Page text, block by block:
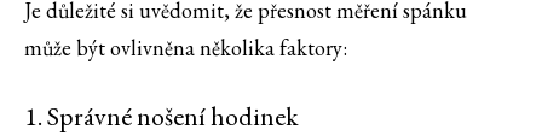
Je důležité si uvědomit, že přesnost měření spánku
může být ovlivněna několika faktory:
1. Správné nošení hodinek